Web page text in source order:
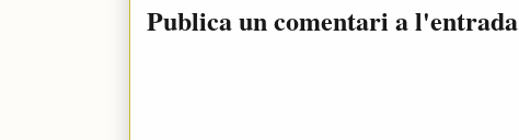
Publica un comentari a l'entrada